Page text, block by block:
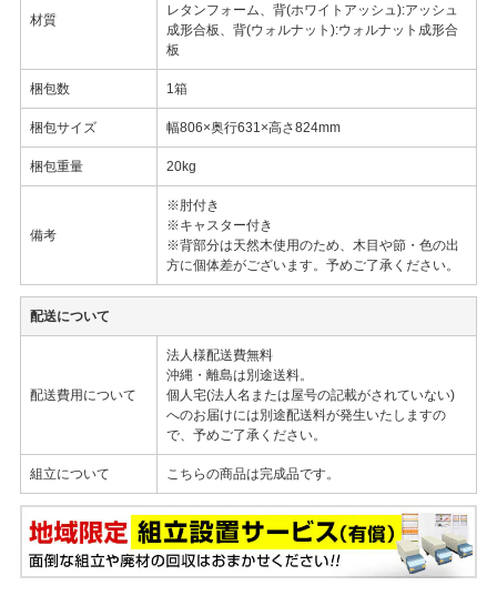
材質
レタンフォーム、背(ホワイトアッシュ):アッシュ
成形合板、背(ウォルナット):ウォルナット成形合
板
梱包数 1箱
梱包サイズ 幅806×奥行631×高さ824mm
梱包重量 20kg
備考
※肘付き
※キャスター付き
※背部分は天然木使用のため、木目や節・色の出
方に個体差がございます。予めご了承ください。
配送について
配送費用について
法人様配送費無料
沖縄・離島は別途送料。
個人宅(法人名または屋号の記載がされていない)
へのお届けには別途配送料が発生いたしますの
で、予めご了承ください。
組立について こちらの商品は完成品です。